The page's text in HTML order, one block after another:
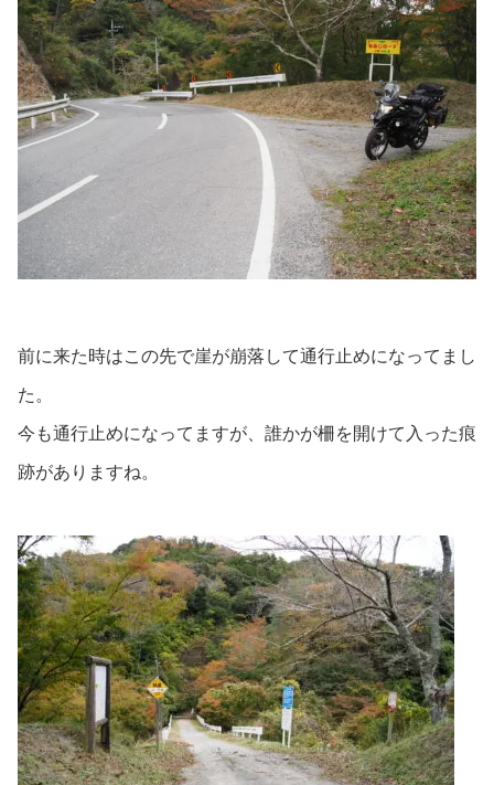
前に来た時はこの先で崖が崩落して通行止めになってまし
た。
今も通行止めになってますが、誰かが柵を開けて入った痕
跡がありますね。